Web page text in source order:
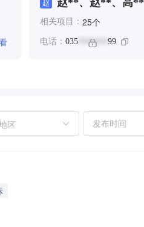
相关项目： 25个
电话： 035******* 99
区